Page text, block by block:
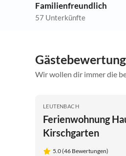
Familienfreundlich
57 Unterkünfte
Wir wollen dir immer die
LEUTENBACH
Ferienwohnung
Kirschgarten
5.0 (46 Bewertungen)